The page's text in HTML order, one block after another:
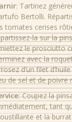
: Tartinez
Bertolli.
tomates cerises
la sur la
le prosciutto
avec la
d’un filet
de sel et de poivre
Coupez la
tant
et la